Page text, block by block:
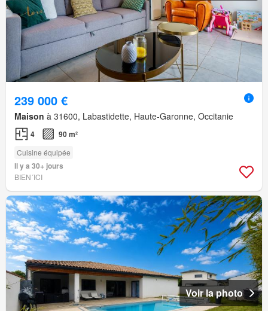
239 000 €
Maison à 31600, Labastidette, Haute-Garonne, Occitanie
4 90 m²
Cuisine équipée
Il y a 30+ jours
BIEN´ICI
Voir la photo